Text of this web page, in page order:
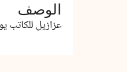
الوصف
عزازيل للكاتب